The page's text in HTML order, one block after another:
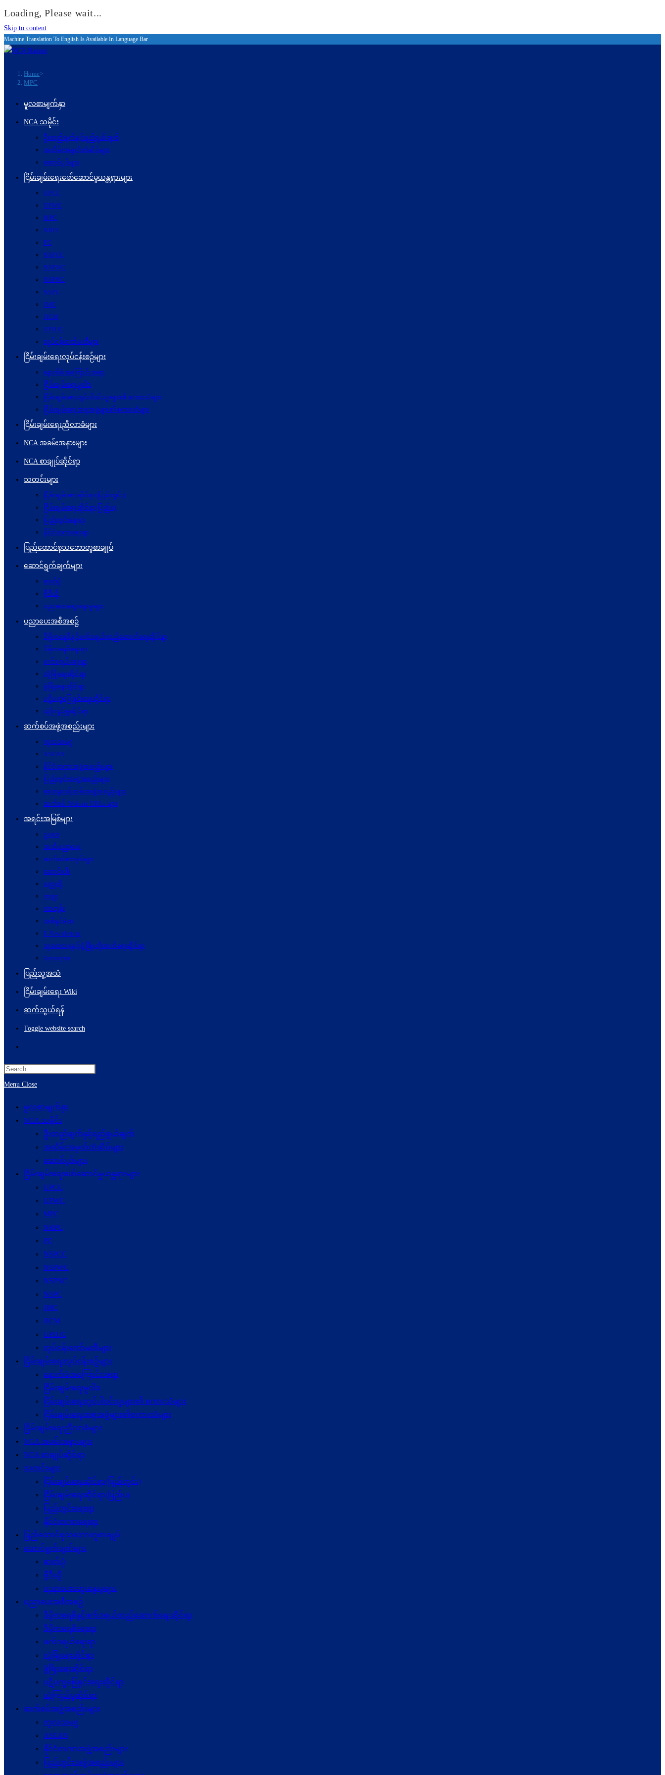
Loading, Please wait...
Skip to content
Machine Translation To English Is Available In Language Bar
Home>
MPC
မူလစာမျက်နှာ
NCA သမိုင်း
ဦးတည်ချက်နှင့်ရည်ရွယ်ချက်
အထိမ်းအမှတ်တံဆိပ်များ
ဆောင်ပုဒ်များ
ငြိမ်းချမ်းရေးဖော်‌ဆောင်မှုယန္တရားများ
UPCC
UPWC
MPC
NRPC
PC
NSPCC
NSPWC
NSPNC
NSPC
JMC
JICM
UPDJC
လုပ်ငန်းကော်မတီများ
ငြိမ်းချမ်းရေးလုပ်ငန်းစဉ်များ
နောက်ခံအကြောင်းအရာ
ငြိမ်းချမ်းရေးမူဝါဒ
ငြိမ်းချမ်းရေးတွင်ပါဝင်သူများ၏ စကားသံများ
ငြိမ်းချမ်းရေးအစုအဖွဲ့များ၏စကားသံများ
ငြိမ်းချမ်းရေးညီလာခံများ
NCA အခမ်းအနားများ
NCA စာချုပ်ဆိုင်ရာ
သတင်းများ
ငြိမ်းချမ်းရေးဆိုင်ရာ(ပြည်တွင်း)
ငြိမ်းချမ်းရေးဆိုင်ရာ(ပြည်ပ)
ပြည်တွင်းရေးရာ
နိုင်ငံတကာရေးရာ
ပြည်ထောင်စုသဘောတူစာချုပ်
ဆောင်ရွက်ချက်များ
ဓာတ်ပုံ
ဗွီဒီယို
ပညာပေးဆွေးနွေးမှုများ
ပညာပေးအစီအစဉ်
ဒီမိုကရေစီနှင့်ဖက်ဒရယ်တည်ဆောက်ရေးဆိုင်ရာ
ဒီမိုကရေစီရေးရာ
ဖက်ဒရယ်ရေးရာ
လုံခြုံရေးဆိုင်ရာ
ဖွံဖြိုးရေးဆိုင်ရာ
ပဋိပက္ခ‌ဖြေရှင်းရေးဆိုင်ရာ
ယုံကြည်မှုဆိုင်ရာ
ဆက်စပ်အဖွဲ့အစည်းများ
ကုလသမဂ္ဂ
ASEAN
နိုင်ငံတကာအဖွဲ့အစည်းများ
ပြည်တွင်းအဖွဲ့အစည်းများ
စေတနာ့ဝန်ထမ်းအဖွဲ့အစည်းများ
ဆက်စပ် Website URLs များ
အရင်းအမြစ်များ
ဥပဒေ
အသိပညာပေး
ဆက်စပ်စာအုပ်များ
ဆောင်းပါး
ဝတ္ထုတို
ကဗျာ
ကာတွန်း
အစီရင်ခံစာ
E-Newsletters
သုတေသနနှင့်ဖွံ့ဖြိုးတိုးတက်ရေးဆိုင်ရာ
Acronyms
ပြည်သူ့အသံ
ငြိမ်းချမ်းရေး Wiki
ဆက်သွယ်ရန်
Toggle website search
Menu Close
မူလစာမျက်နှာ
NCA သမိုင်း
ဦးတည်ချက်နှင့်ရည်ရွယ်ချက်
အထိမ်းအမှတ်တံဆိပ်များ
ဆောင်ပုဒ်များ
ငြိမ်းချမ်းရေးဖော်‌ဆောင်မှုယန္တရားများ
UPCC
UPWC
MPC
NRPC
PC
NSPCC
NSPWC
NSPNC
NSPC
JMC
JICM
UPDJC
လုပ်ငန်းကော်မတီများ
ငြိမ်းချမ်းရေးလုပ်ငန်းစဉ်များ
နောက်ခံအကြောင်းအရာ
ငြိမ်းချမ်းရေးမူဝါဒ
ငြိမ်းချမ်းရေးတွင်ပါဝင်သူများ၏ စကားသံများ
ငြိမ်းချမ်းရေးအစုအဖွဲ့များ၏စကားသံများ
ငြိမ်းချမ်းရေးညီလာခံများ
NCA အခမ်းအနားများ
NCA စာချုပ်ဆိုင်ရာ
သတင်းများ
ငြိမ်းချမ်းရေးဆိုင်ရာ(ပြည်တွင်း)
ငြိမ်းချမ်းရေးဆိုင်ရာ(ပြည်ပ)
ပြည်တွင်းရေးရာ
နိုင်ငံတကာရေးရာ
ပြည်ထောင်စုသဘောတူစာချုပ်
ဆောင်ရွက်ချက်များ
ဓာတ်ပုံ
ဗွီဒီယို
ပညာပေးဆွေးနွေးမှုများ
ပညာပေးအစီအစဉ်
ဒီမိုကရေစီနှင့်ဖက်ဒရယ်တည်ဆောက်ရေးဆိုင်ရာ
ဒီမိုကရေစီရေးရာ
ဖက်ဒရယ်ရေးရာ
လုံခြုံရေးဆိုင်ရာ
ဖွံဖြိုးရေးဆိုင်ရာ
ပဋိပက္ခ‌ဖြေရှင်းရေးဆိုင်ရာ
ယုံကြည်မှုဆိုင်ရာ
ဆက်စပ်အဖွဲ့အစည်းများ
ကုလသမဂ္ဂ
ASEAN
နိုင်ငံတကာအဖွဲ့အစည်းများ
ပြည်တွင်းအဖွဲ့အစည်းများ